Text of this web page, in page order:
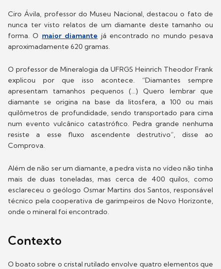
Ciro Ávila, professor do Museu Nacional, destacou o fato de
nunca ter visto relatos de um diamante deste tamanho ou
forma. O maior diamante já encontrado no mundo pesava
aproximadamente 620 gramas.
O professor de Mineralogia da UFRGS Heinrich Theodor Frank
explicou por que isso acontece. “Diamantes sempre
apresentam tamanhos pequenos (…) Quero lembrar que
diamante se origina na base da litosfera, a 100 ou mais
quilômetros de profundidade, sendo transportado para cima
num evento vulcânico catastrófico. Pedra grande nenhuma
resiste a esse fluxo ascendente destrutivo”, disse ao
Comprova.
Além de não ser um diamante, a pedra vista no vídeo não tinha
mais de duas toneladas, mas cerca de 400 quilos, como
esclareceu o geólogo Osmar Martins dos Santos, responsável
técnico pela cooperativa de garimpeiros de Novo Horizonte,
onde o mineral foi encontrado.
Contexto
O boato sobre o cristal rutilado envolve quatro elementos que